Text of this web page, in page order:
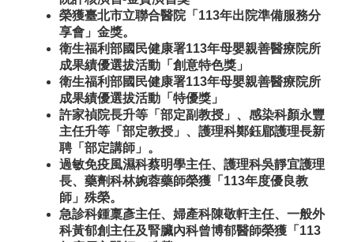
榮獲臺北市立聯合醫院「113年出院準備服務分
享會」金獎。
衛生福利部國民健康署113年母嬰親善醫療院所
成果績優選拔活動「創意特色獎」
衛生福利部國民健康署113年母嬰親善醫療院所
成果績優選拔活動「特優獎」
許家禎院長升等「部定副教授」、感染科顏永豐
主任升等「部定教授」、護理科鄭鈺郿護理長新
聘「部定講師」。
過敏免疫風濕科蔡明學主任、護理科吳靜宜護理
長、藥劑科林婉蓉藥師榮獲「113年度優良教
師」殊榮。
急診科鍾稟彥主任、婦產科陳敬軒主任、一般外
科黃郁創主任及腎臟內科曾博郁醫師榮獲「113